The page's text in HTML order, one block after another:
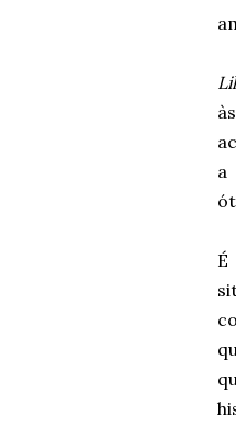
a
É